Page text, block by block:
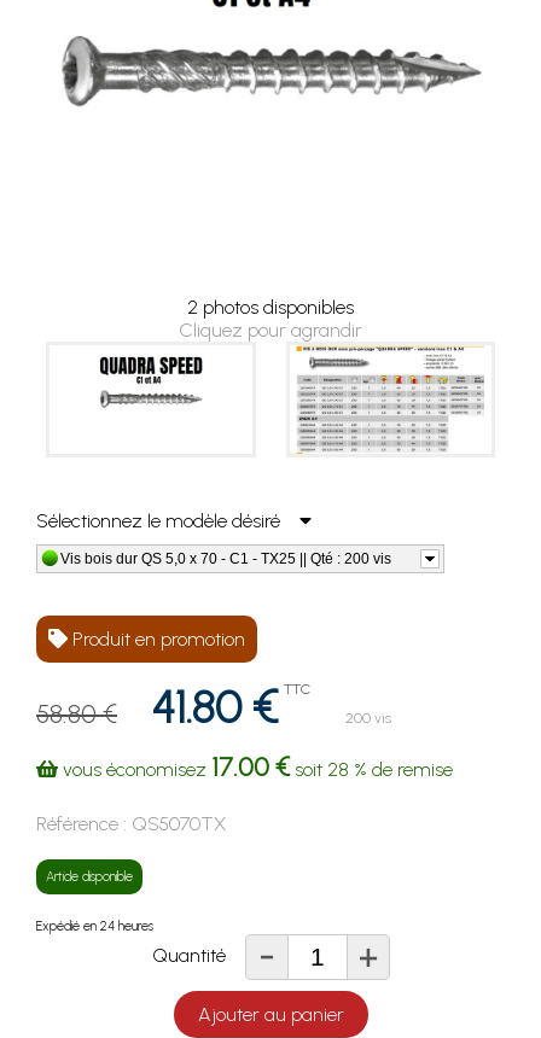
2 photos disponibles
Cliquez pour agrandir
Sélectionnez le modèle désiré
Vis bois dur QS 5,0 x 70 - C1 - TX25 || Qté : 200 vis
Produit en promotion
58.80 € 41.80 € TTC
200 vis
vous économisez 17.00 €soit 28 % de remise
Référence : QS5070TX
Article disponible
Expédié en 24 heures
Quantité - +
Ajouter au panier